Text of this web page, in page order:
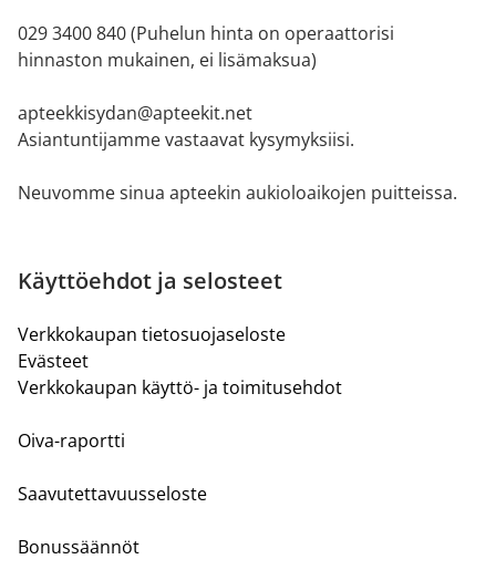
029 3400 840 (Puhelun hinta on operaattorisi
hinnaston mukainen, ei lisämaksua)
apteekkisydan@apteekit.net
Asiantuntijamme vastaavat kysymyksiisi.
Neuvomme sinua apteekin aukioloaikojen puitteissa.
Käyttöehdot ja selosteet
Verkkokaupan tietosuojaseloste
Evästeet
Verkkokaupan käyttö- ja toimitusehdot
Oiva-raportti
Saavutettavuusseloste
Bonussäännöt